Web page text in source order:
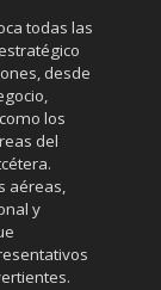
todas las
desde
los
del
aéreas,
y